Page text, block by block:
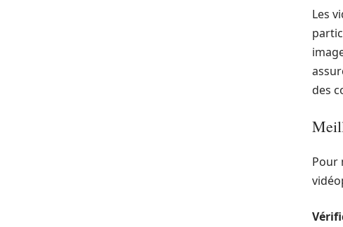
Les
des
Pour